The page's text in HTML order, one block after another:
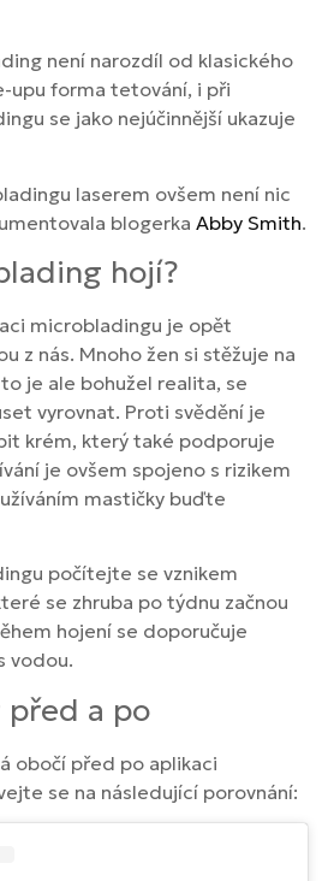
není narozdíl od klasického
upu forma tetování, i při
se jako nejúčinnější ukazuje
laserem ovšem není nic
blogerka Abby Smith.
hojí?
microbladingu je opět
z nás. Mnoho žen si stěžuje na
to je ale bohužel realita, se
vyrovnat. Proti svědění je
krém, který také podporuje
je ovšem spojeno s rizikem
mastičky buďte
počítejte se vznikem
se zhruba po týdnu začnou
hojení se doporučuje
vodou.
a po
obočí před po aplikaci
se na následující porovnání: